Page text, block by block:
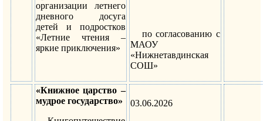
организации летнего
дневного досуга
детей и подростков
«Летние чтения –
яркие приключения»
по согласованию с
МАОУ
«Нижнетавдинская
СОШ»
«Книжное царство –
мудрое государство»
03.06.2026